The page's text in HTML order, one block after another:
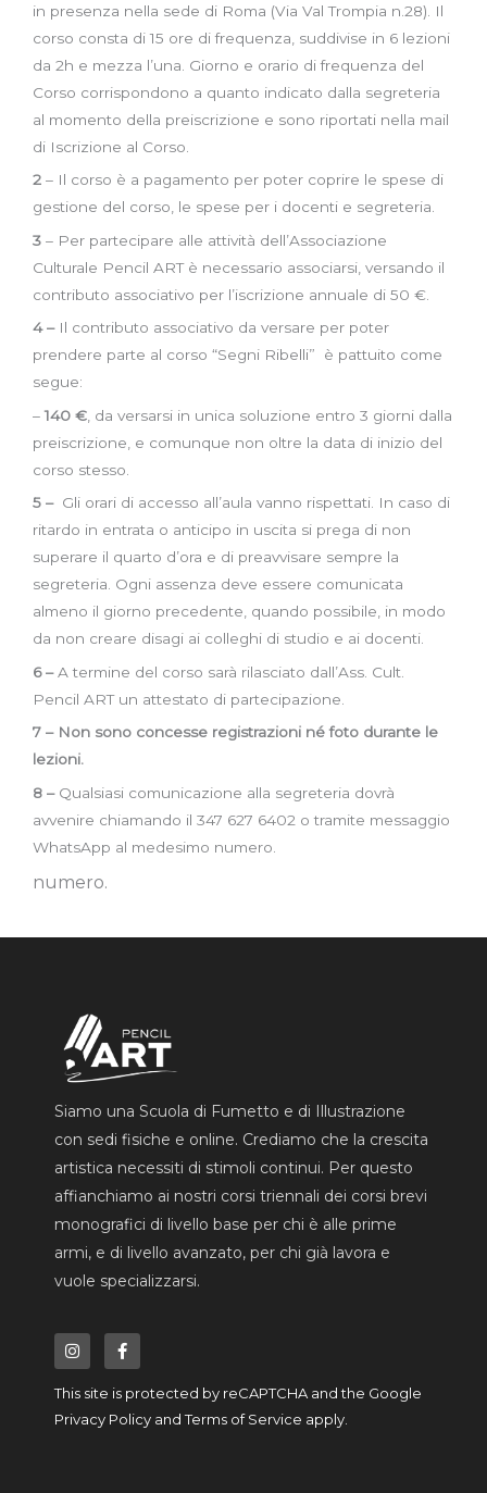
in presenza nella sede di Roma (Via Val Trompia n.28). Il
corso consta di 15 ore di frequenza, suddivise in 6 lezioni
da 2h e mezza l’una. Giorno e orario di frequenza del
Corso corrispondono a quanto indicato dalla segreteria
al momento della preiscrizione e sono riportati nella mail
di Iscrizione al Corso.
2 – Il corso è a pagamento per poter coprire le spese di
gestione del corso, le spese per i docenti e segreteria.
3 – Per partecipare alle attività dell’Associazione
Culturale Pencil ART è necessario associarsi, versando il
contributo associativo per l’iscrizione annuale di 50 €.
4 – Il contributo associativo da versare per poter
prendere parte al corso “Segni Ribelli” è pattuito come
segue:
–140 € da versarsi in unica soluzione entro 3 giorni dalla
preiscrizione, e comunque non oltre la data di inizio del
corso stesso.
5 – Gli orari di accesso all’aula vanno rispettati. In caso di
ritardo in entrata o anticipo in uscita si prega di non
superare il quarto d’ora e di preavvisare sempre la
segreteria. Ogni assenza deve essere comunicata
almeno il giorno precedente, quando possibile, in modo
da non creare disagi ai colleghi di studio e ai docenti.
6 –A termine del corso sarà rilasciato dall’Ass. Cult.
Pencil ART un attestato di partecipazione.
7 – Non sono concesse registrazioni né foto durante le
lezioni.
8 – Qualsiasi comunicazione alla segreteria dovrà
avvenire chiamando il 347 627 6402 o tramite messaggio
WhatsApp al medesimo numero.
numero.
Siamo una Scuola di Fumetto e di Illustrazione
con sedi fisiche e online. Crediamo che la crescita
artistica necessiti di stimoli continui. Per questo
affianchiamo ai nostri corsi triennali dei corsi brevi
monografici di livello base per chi è alle prime
armi, e di livello avanzato, per chi già lavora e
vuole specializzarsi.
n
s
t
a
g
r
a
c
e
o
o
This site is protected by reCAPTCHA and the Google
Privacy Policy andTerms of Service apply.